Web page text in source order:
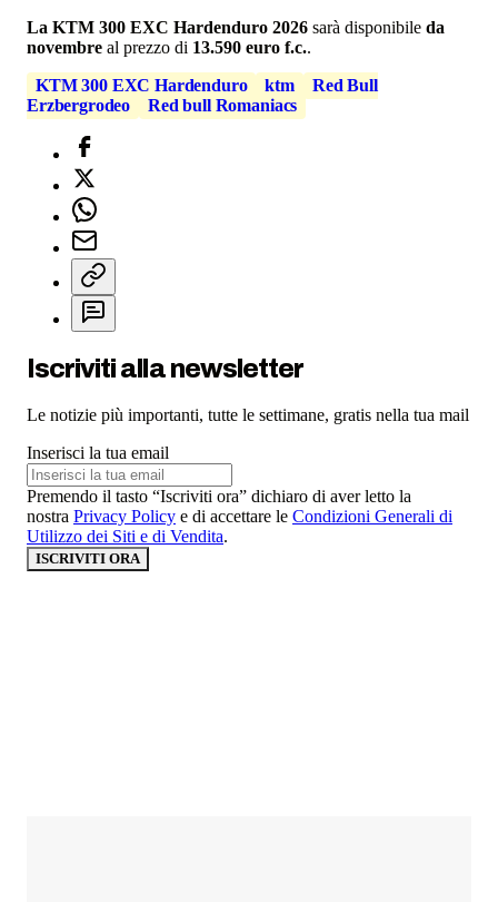
La KTM 300 EXC Hardenduro 2026 sarà disponibile da
novembre al prezzo di 13.590 euro f.c..
KTM 300 EXC Hardenduro
ktm
Red Bull
Erzbergrodeo
Red bull Romaniacs
Iscriviti alla newsletter
Le notizie più importanti, tutte le settimane, gratis nella tua mail
Inserisci la tua email
Premendo il tasto “Iscriviti ora” dichiaro di aver letto la
nostra Privacy Policy e di accettare le Condizioni Generali di
Utilizzo dei Siti e di Vendita.
ISCRIVITI ORA